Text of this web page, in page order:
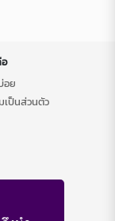
อย
เป็นส่วนตัว